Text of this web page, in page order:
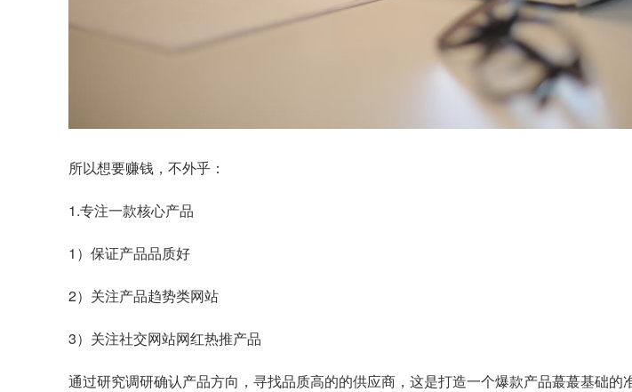
所以想要赚钱，不外乎：
1.专注一款核心产品
1）保证产品品质好
2）关注产品趋势类网站
3）关注社交网站网红热推产品
通过研究调研确认产品方向，寻找品质高的的供应商，这是打造一个爆款产品蕞蕞基础的